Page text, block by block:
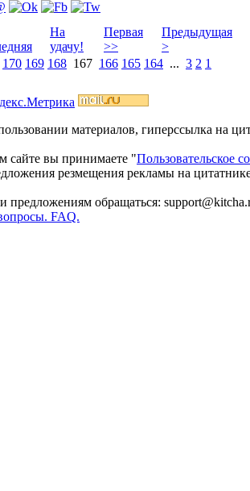
На
удачу!
Первая
>>
Предыдущая
>
170 169 168 167 166 165 164 ... 3 2 1
материалов, гиперссылка на
сайте вы принимаете "Пользовательское
резмещения рекламы на
предложениям обращаться:
FAQ.